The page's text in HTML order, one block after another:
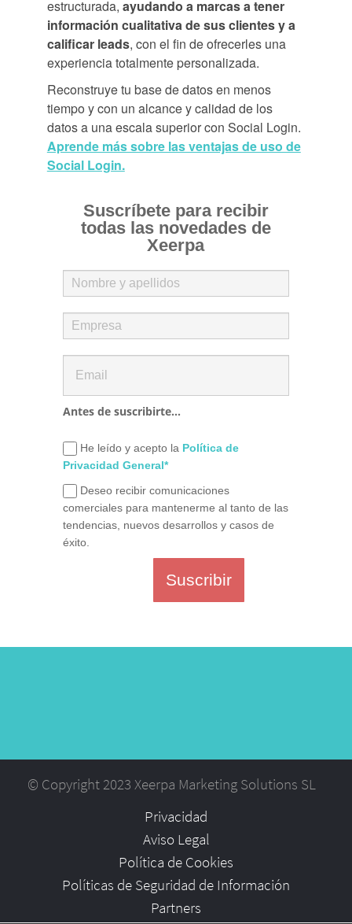
estructurada, ayudando a marcas a tener
información cualitativa de sus clientes y a
calificar leads, con el fin de ofrecerles una
experiencia totalmente personalizada.
Reconstruye tu base de datos en menos
tiempo y con un alcance y calidad de los
datos a una escala superior con Social Login.
Aprende más sobre las ventajas de uso de
Social Login.
Suscríbete para recibir
todas las novedades de
Xeerpa
Antes de suscribirte...
He leído y acepto la Política de
Privacidad General*
Deseo recibir comunicaciones
comerciales para mantenerme al tanto de las
tendencias, nuevos desarrollos y casos de
éxito.
Suscribir
© Copyright 2023 Xeerpa Marketing Solutions SL
Privacidad
Aviso Legal
Política de Cookies
Políticas de Seguridad de Información
Partners